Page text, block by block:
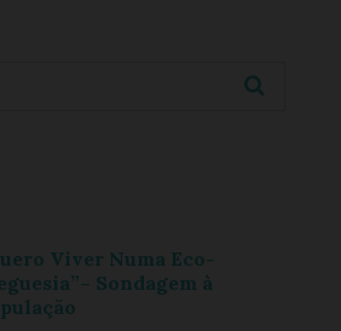
Viver Numa Eco-
Sondagem à